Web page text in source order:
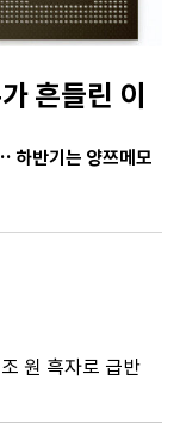
흔들린 이
포
하반기는 양쯔메모
원 흑자로 급반